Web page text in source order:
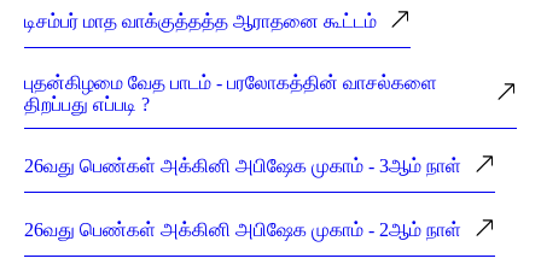
டிசம்பர் மாத வாக்குத்தத்த ஆராதனை கூட்டம்
புதன்கிழமை வேத பாடம் - பரலோகத்தின் வாசல்களை
திறப்பது எப்படி ?
26வது பெண்கள் அக்கினி அபிஷேக முகாம் - 3ஆம் நாள்
26வது பெண்கள் அக்கினி அபிஷேக முகாம் - 2ஆம் நாள்